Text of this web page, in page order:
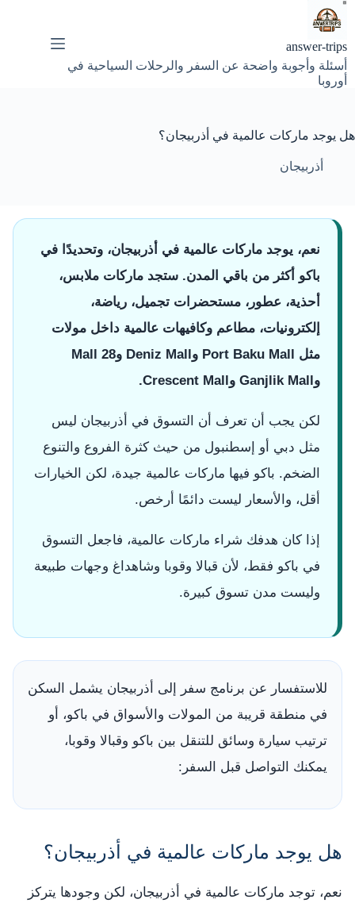
التجاوز
إلى
answer-trips
أسئلة وأجوبة واضحة عن السفر والرحلات السياحية في
أوروبا
هل يوجد ماركات عالمية في أذربيجان؟
أذربيجان
نعم، يوجد ماركات عالمية في أذربيجان، وتحديدًا في
باكو أكثر من باقي المدن. ستجد ماركات ملابس،
أحذية، عطور، مستحضرات تجميل، رياضة،
إلكترونيات، مطاعم وكافيهات عالمية داخل مولات
مثل Port Baku Mall وDeniz Mall و28 Mall
وGanjlik Mall وCrescent Mall.
لكن يجب أن تعرف أن التسوق في أذربيجان ليس
مثل دبي أو إسطنبول من حيث كثرة الفروع والتنوع
الضخم. باكو فيها ماركات عالمية جيدة، لكن الخيارات
أقل، والأسعار ليست دائمًا أرخص.
إذا كان هدفك شراء ماركات عالمية، فاجعل التسوق
في باكو فقط، لأن قبالا وقوبا وشاهداغ وجهات طبيعة
وليست مدن تسوق كبيرة.
للاستفسار عن برنامج سفر إلى أذربيجان يشمل السكن
في منطقة قريبة من المولات والأسواق في باكو، أو
ترتيب سيارة وسائق للتنقل بين باكو وقبالا وقوبا،
يمكنك التواصل قبل السفر:
هل يوجد ماركات عالمية في أذربيجان؟
نعم، توجد ماركات عالمية في أذربيجان، لكن وجودها يتركز